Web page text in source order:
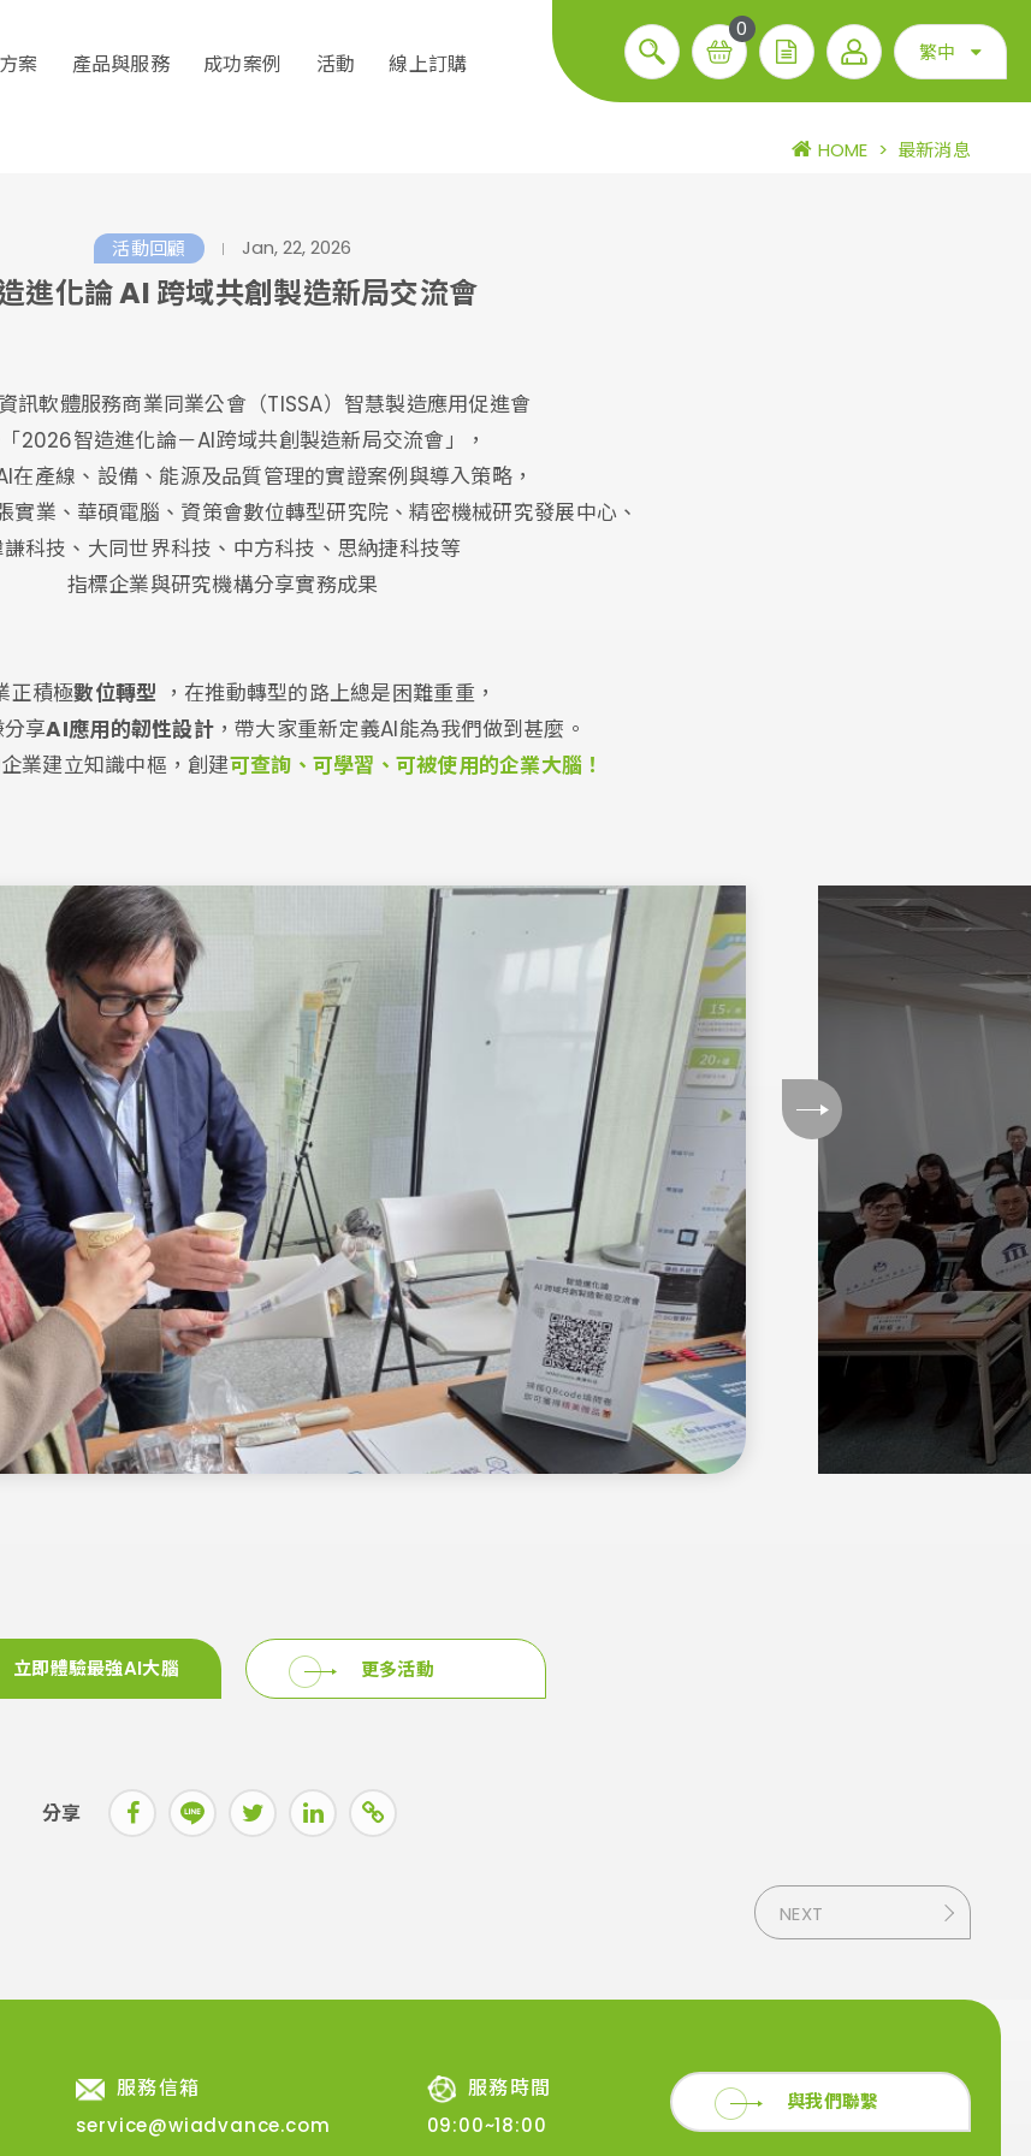
案 產品與服務 成功案例 活動 線上訂購
0
繁中
HOME > 最新消息
活動回顧 Jan, 22, 2026
進化論 AI 跨域共創製造新局交流會
訊軟體服務商業同業公會（TISSA）智慧製造應用促進會
2026智造進化論－AI跨域共創製造新局交流會」，
在產線、設備、能源及品質管理的實證案例與導入策略，
實業、華碩電腦、資策會數位轉型研究院、精密機械研究發展中心、
科技、大同世界科技、中方科技、思納捷科技等
指標企業與研究機構分享實務成果
正積極數位轉型 ，在推動轉型的路上總是困難重重，
享AI應用的韌性設計，帶大家重新定義AI能為我們做到甚麼。
業建立知識中樞，創建可查詢、可學習、可被使用的企業大腦！
立即體驗最強AI大腦 更多活動
分享
NEXT
服務信箱
service@wiadvance.com
服務時間
09:00~18:00
與我們聯繫